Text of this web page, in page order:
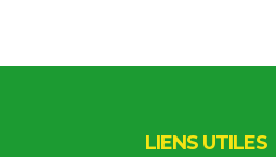
LIENS UTILES